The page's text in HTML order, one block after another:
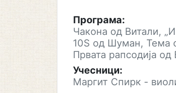
Програма:
Чакона од Витали,
10Ѕ од Шуман, Тема
Првата рапсодија од
Учесници:
Маргит Спирк -